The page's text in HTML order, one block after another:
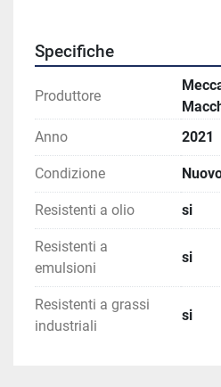
Specifiche
Produttore
Anno
2021
Condizione
Resistenti a olio si
Resistenti a
emulsioni
si
Resistenti a grassi
industriali
si